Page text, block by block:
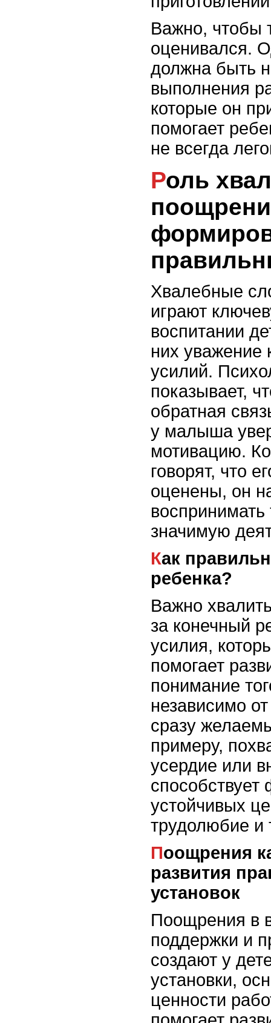
Важно, чтобы
оценивался.
должна быть
выполнения
которые он
помогает
не всегда
Роль хвалебных слов и
Хвалебные
играют
воспитании
них уважение
усилий.
показывает,
обратная
у малыша
мотивацию.
говорят, что
оценены, он
значимую
Как правильно хвалить
ребенка?
Важно
за конечный
усилия,
помогает
понимание
независимо
сразу
примеру,
усердие или
устойчивых
трудолюбие и
Поощрения как инструмент для
развития
установок
Поощрения в
поддержки и
создают у
установки,
ценности